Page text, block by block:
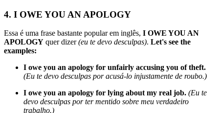
4. I OWE YOU AN APOLOGY
Essa é uma frase bastante popular em inglês, I OWE YOU AN
APOLOGY quer dizer(eu te devo desculpas). Let's see the
examples:
I owe you an apology for unfairly accusing you of theft.
(Eu te devo desculpas por acusá-lo injustamente de roubo.)
I owe you an apology for lying about my real job. (Eu te
devo desculpas por ter mentido sobre meu verdadeiro
trabalho.)